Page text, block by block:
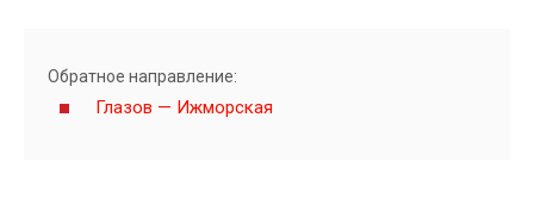
Обратное направление:
Глазов — Ижморская